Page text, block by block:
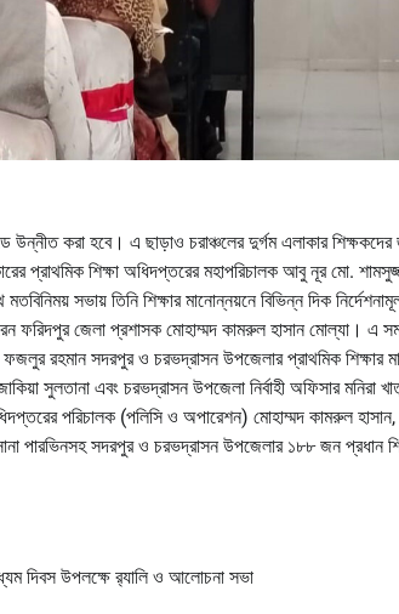
উন্নীত করা হবে। এ ছাড়াও চরাঞ্চলের দুর্গম এলাকার
প্রাথমিক শিক্ষা অধিদপ্তরের মহাপরিচালক আবু নূর মো.
মতবিনিময় সভায় তিনি শিক্ষার মানোন্নয়নে বিভিন্ন দিক
ফরিদপুর জেলা প্রশাসক মোহাম্মদ কামরুল হাসান মোল্যা। এ
ফজলুর রহমান সদরপুর ও চরভদ্রাসন উপজেলার প্রাথমিক
সুলতানা এবং চরভদ্রাসন উপজেলা নির্বাহী অফিসার মনিরা
পরিচালক (পলিসি ও অপারেশন) মোহাম্মদ কামরুল
পারভিনসহ সদরপুর ও চরভদ্রাসন উপজেলার ১৮৮ জন প্রধান
দিবস উপলক্ষে র‌্যালি ও আলোচনা সভা